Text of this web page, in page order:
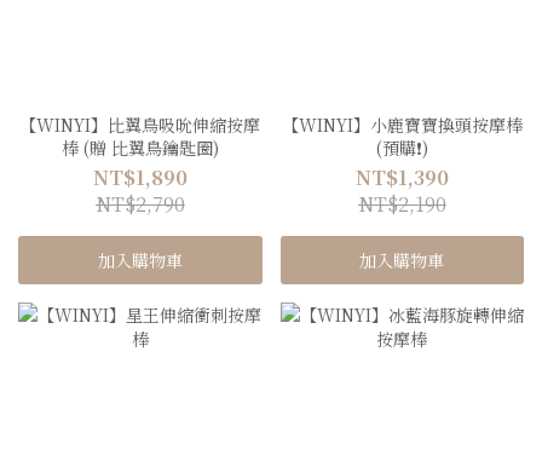
【WINYI】比翼鳥吸吮伸縮按摩
棒 (贈 比翼鳥鑰匙圈)
NT$1,890
NT$2,790
加入購物車
【WINYI】小鹿寶寶換頭按摩棒
(預購❗️)
NT$1,390
NT$2,190
加入購物車